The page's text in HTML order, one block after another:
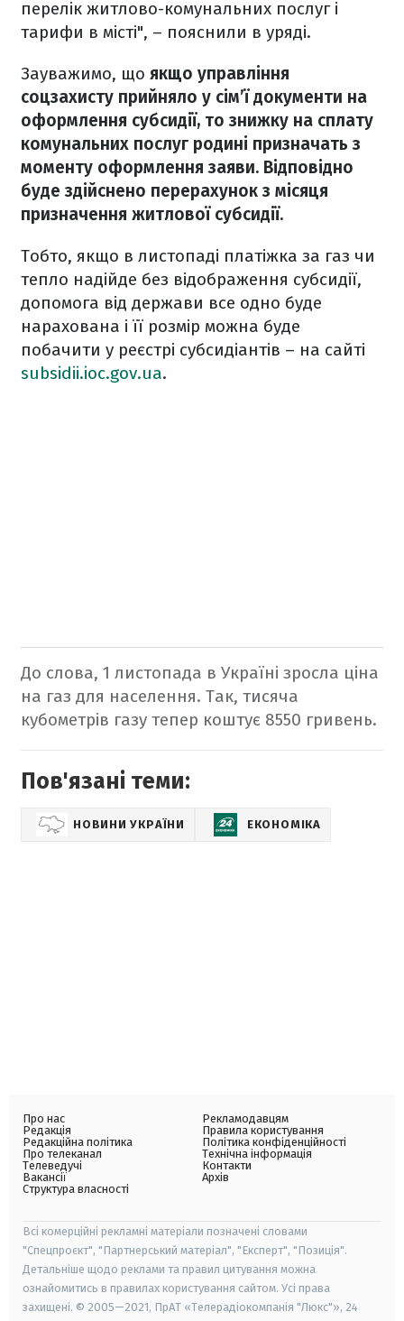
перелік житлово-комунальних послуг і
тарифи в місті", – пояснили в уряді.
Зауважимо, що якщо управління
соцзахисту прийняло у сім’ї документи на
оформлення субсидії, то знижку на сплату
комунальних послуг родині призначать з
моменту оформлення заяви. Відповідно
буде здійснено перерахунок з місяця
призначення житлової субсидії.
Тобто, якщо в листопаді платіжка за газ чи
тепло надійде без відображення субсидії,
допомога від держави все одно буде
нарахована і її розмір можна буде
побачити у реєстрі субсидіантів – на сайті
subsidii.ioc.gov.ua.
До слова, 1 листопада в Україні зросла ціна
на газ для населення. Так, тисяча
кубометрів газу тепер коштує 8550 гривень.
Пов'язані теми:
НОВИНИ УКРАЇНИ ЕКОНОМІКА
Про нас
Редакція
Редакційна політика
Про телеканал
Телеведучі
Вакансії
Структура власності
Рекламодавцям
Правила користування
Політика конфіденційності
Технічна інформація
Контакти
Архів
Всі комерційні рекламні матеріали позначені словами
"Спецпроєкт", "Партнерський матеріал", "Експерт", "Позиція".
Детальніше щодо реклами та правил цитування можна
ознайомитись в правилах користування сайтом. Усі права
захищені. © 2005—2021, ПрАТ «Телерадіокомпанія "Люкс"», 24